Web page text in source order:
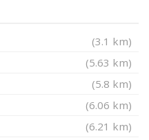
(3.1 km)
(5.63 km)
(5.8 km)
(6.06 km)
(6.21 km)